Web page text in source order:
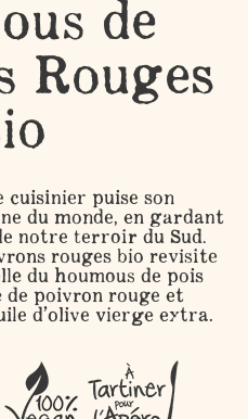
de
Rouges
puise son
du monde, en gardant
notre terroir du Sud.
rouges bio revisite
du houmous de pois
de poivron rouge et
d’olive vierge extra.